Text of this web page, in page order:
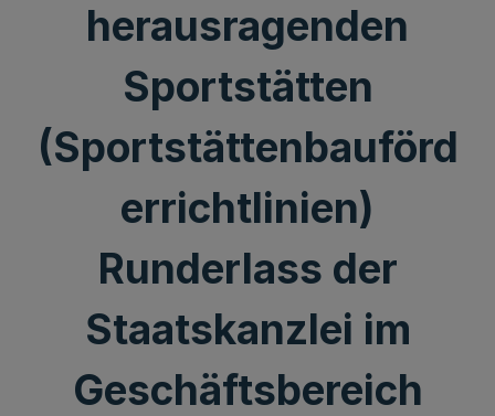
herausragenden
Sportstätten
(Sportstättenbauförd
errichtlinien)
Runderlass der
Staatskanzlei im
Geschäftsbereich